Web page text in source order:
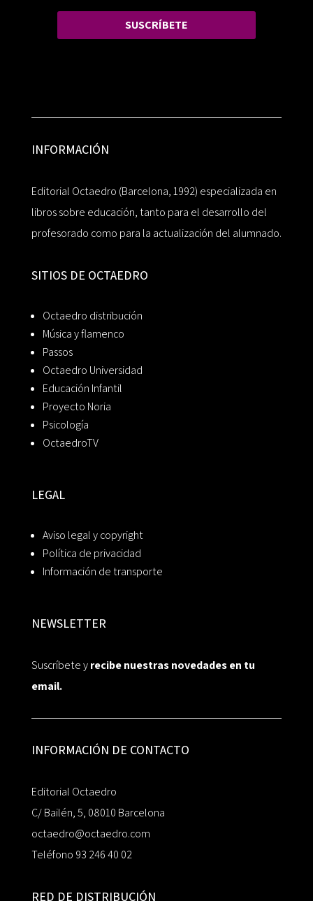
SUSCRÍBETE
INFORMACIÓN
Editorial Octaedro (Barcelona, 1992) especializada en
libros sobre educación, tanto para el desarrollo del
profesorado como para la actualización del alumnado.
SITIOS DE OCTAEDRO
Octaedro distribución
Música y flamenco
Passos
Octaedro Universidad
Educación Infantil
Proyecto Noria
Psicología
OctaedroTV
LEGAL
Aviso legal y copyright
Política de privacidad
Información de transporte
NEWSLETTER
Suscríbete yrecibe nuestras novedades en tu
email.
INFORMACIÓN DE CONTACTO
Editorial Octaedro
C/ Bailén, 5, 08010 Barcelona
octaedro@octaedro.com
Teléfono 93 246 40 02
RED DE DISTRIBUCIÓN